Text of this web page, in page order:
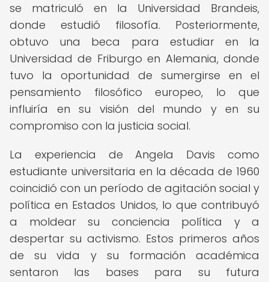
se matriculó en la Universidad Brandeis,
donde estudió filosofía. Posteriormente,
obtuvo una beca para estudiar en la
Universidad de Friburgo en Alemania, donde
tuvo la oportunidad de sumergirse en el
pensamiento filosófico europeo, lo que
influiría en su visión del mundo y en su
compromiso con la justicia social.
La experiencia de Angela Davis como
estudiante universitaria en la década de 1960
coincidió con un período de agitación social y
política en Estados Unidos, lo que contribuyó
a moldear su conciencia política y a
despertar su activismo. Estos primeros años
de su vida y su formación académica
sentaron las bases para su futura